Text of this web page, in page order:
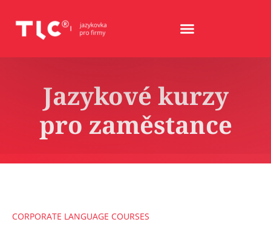
Jazykové kurzy
pro zaměstance
CORPORATE LANGUAGE COURSES